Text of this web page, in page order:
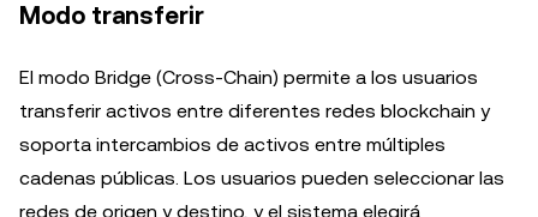
Modo transferir
El modo Bridge (Cross-Chain) permite a los usuarios
transferir activos entre diferentes redes blockchain y
soporta intercambios de activos entre múltiples
cadenas públicas. Los usuarios pueden seleccionar las
redes de origen y destino, y el sistema elegirá